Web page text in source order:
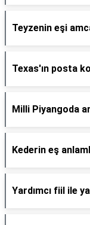
Teyzenin eşi
Texas'ın posta
Milli Piyangoda
Kederin eş
Yardımcı fiil ile